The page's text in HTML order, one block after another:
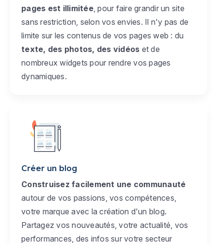
pages est illimitée, pour faire grandir un site
sans restriction, selon vos envies. Il n'y pas de
limite sur les contenus de vos pages web : du
texte, des photos, des vidéos et de
nombreux widgets pour rendre vos pages
dynamiques.
Créer un blog
Construisez facilement une communauté
autour de vos passions, vos compétences,
votre marque avec la création d'un blog.
Partagez vos nouveautés, votre actualité, vos
performances, des infos sur votre secteur